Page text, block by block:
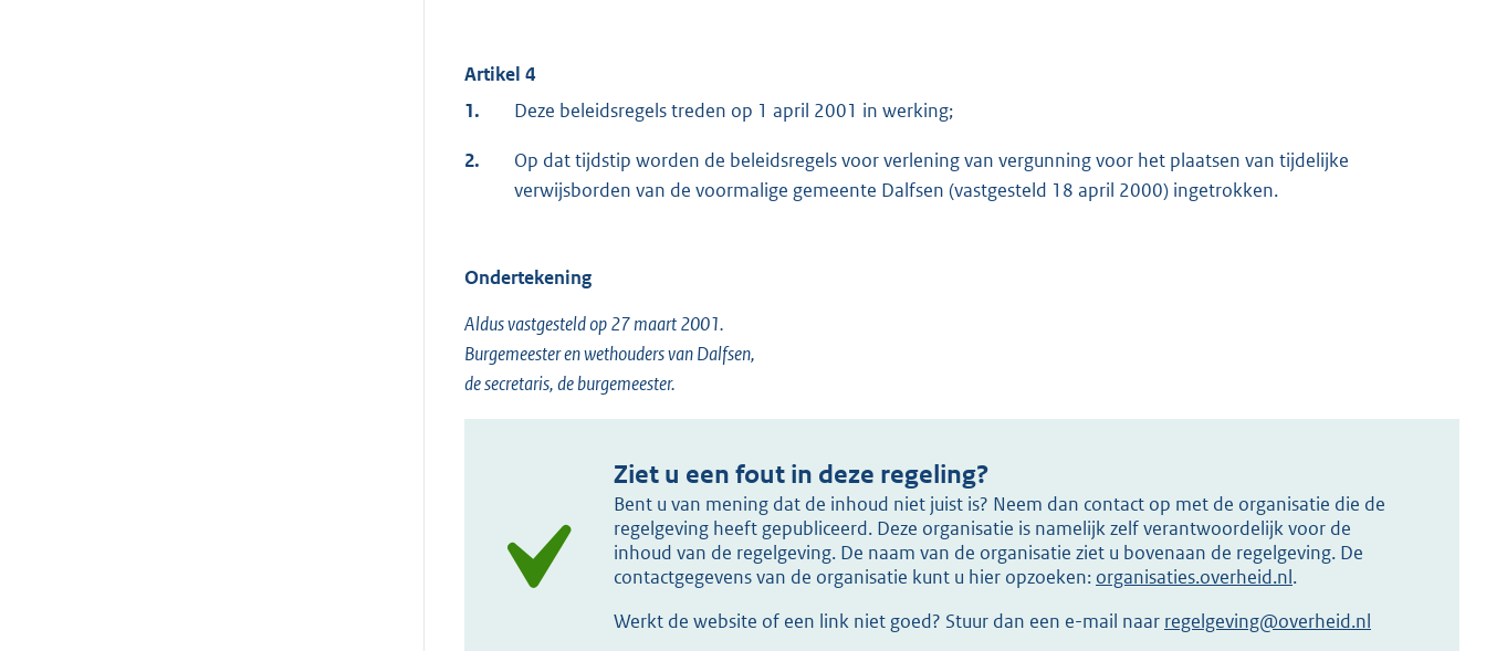
Artikel 4
1.
Deze beleidsregels treden op 1 april 2001 in werking;
2.
Op dat tijdstip worden de beleidsregels voor verlening van vergunning voor het plaatsen van tijdelijke
verwijsborden van de voormalige gemeente Dalfsen (vastgesteld 18 april 2000) ingetrokken.
Ondertekening
Aldus vastgesteld op 27 maart 2001.
Burgemeester en wethouders van Dalfsen,
de secretaris, de burgemeester.
Ziet u een fout in deze regeling?
Bent u van mening dat de inhoud niet juist is? Neem dan contact op met de organisatie die de
regelgeving heeft gepubliceerd. Deze organisatie is namelijk zelf verantwoordelijk voor de
inhoud van de regelgeving. De naam van de organisatie ziet u bovenaan de regelgeving. De
contactgegevens van de organisatie kunt u hier opzoeken: organisaties.overheid.nl.
Werkt de website of een link niet goed? Stuur dan een e-mail naar regelgeving@overheid.nl